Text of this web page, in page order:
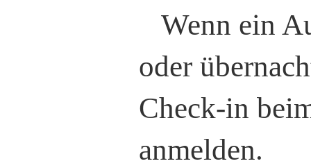
Wenn ein
oder
Check-in
anmelden.